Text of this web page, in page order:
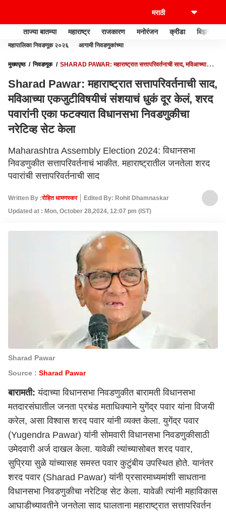
ताज्या बातम्या महाराष्ट्र राजकारण मनोरंजन क्रीडा बिझनेस
महापालिका निवडणूक २०२६ आगामी निवडणुकांच्या
मुख्यपृष्ठ निवडणूक
SHARAD PAWAR: महाराष्ट्रात सत्तापरिवर्तनाची साद, मविआच्या
सेट केला
Sharad Pawar: महाराष्ट्रात सत्तापरिवर्तनाची साद,
मविआच्या एकजुटीविषयीचं संशयाचं धुकं दूर केलं, शरद
पवारांनी एका फटक्यात विधानसभा निवडणुकीचा
नरेटिव्ह सेट केला
Maharashtra Assembly Election 2024: विधानसभा
निवडणुकीत सत्तापरिवर्तनाचं भाकीत. महाराष्ट्रातील जनतेला शरद
पवारांची सत्तापरिवर्तनाची साद
Written By :रोहित धामणस्कर
Edited By: Rohit Dhamnaskar
Updated at : Mon, October 28,2024, 12:07 pm (IST)
Sharad Pawar
Source : Sharad Pawar
बारामती: यंदाच्या विधानसभा निवडणुकीत बारामती विधानसभा
मतदारसंघातील जनता प्रचंड मताधिक्याने युगेंद्र पवार यांना विजयी
करेल, असा विश्वास शरद पवार यांनी व्यक्त केला. युगेंद्र पवार
(Yugendra Pawar) यांनी सोमवारी विधानसभा निवडणुकीसाठी
उमेदवारी अर्ज दाखल केला. यावेळी त्यांच्यासोबत शरद पवार,
सुप्रिया सुळे यांच्यासह समस्त पवार कुटुंबीय उपस्थित होते. यानंतर
शरद पवार (Sharad Pawar) यांनी प्रसारमाध्यमांशी साधताना
विधानसभा निवडणुकीचा नरेटिव्ह सेट केला. यावेळी त्यांनी महाविकास
आघाडीच्यावतीने जनतेला साद घालताना महाराष्ट्रात सत्तापरिवर्तन